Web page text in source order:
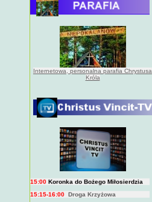
Internetowa, personalna parafia Chrystusa
Króla
BIEŻĄCY PROGRAM TRANSMISJI
BEZPOŚREDNICH(na żywo)
Msza święta
Koronka do Bożego Miłosierdzia
15:15-16:00 Droga Krzyżowa
18:00 Nabożeństwo wieczorne z